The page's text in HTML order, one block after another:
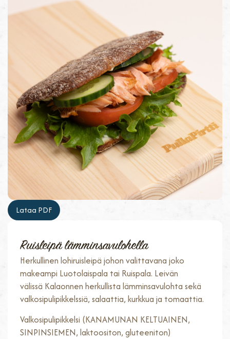
Lataa PDF
Ruisleipä lämminsavulohella
Herkullinen lohiruisleipä johon valittavana joko
makeampi Luotolaispala tai Ruispala. Leivän
välissä Kalaonnen herkullista lämminsavulohta sekä
valkosipulipikkelssiä, salaattia, kurkkua ja tomaattia.
Valkosipulipikkelsi (KANAMUNAN KELTUAINEN,
SINPINSIEMEN, laktoositon, gluteeniton)